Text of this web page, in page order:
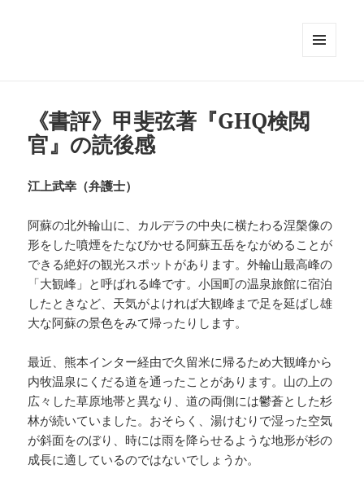
ット
《書評》甲斐弦著『GHQ検閲
官』の読後感
江上武幸（弁護士）
阿蘇の北外輪山に、カルデラの中央に横たわる涅槃像の
形をした噴煙をたなびかせる阿蘇五岳をながめることが
できる絶好の観光スポットがあります。外輪山最高峰の
「大観峰」と呼ばれる峰です。小国町の温泉旅館に宿泊
したときなど、天気がよければ大観峰まで足を延ばし雄
大な阿蘇の景色をみて帰ったりします。
最近、熊本インター経由で久留米に帰るため大観峰から
内牧温泉にくだる道を通ったことがあります。山の上の
広々した草原地帯と異なり、道の両側には鬱蒼とした杉
林が続いていました。おそらく、湯けむりで湿った空気
が斜面をのぼり、時には雨を降らせるような地形が杉の
成長に適しているのではないでしょうか。